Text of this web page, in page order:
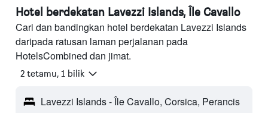
Hotel berdekatan Lavezzi Islands, Île Cavallo
Cari dan bandingkan hotel berdekatan Lavezzi Islands
daripada ratusan laman perjalanan pada
HotelsCombined dan jimat.
2 tetamu, 1 bilik
Lavezzi Islands - Île Cavallo, Corsica, Perancis